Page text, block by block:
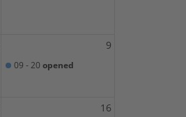
9
09 - 20 opened
16